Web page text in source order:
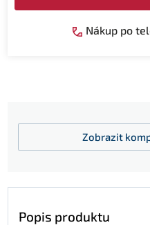
Nákup po
Zobrazit
Popis produktu